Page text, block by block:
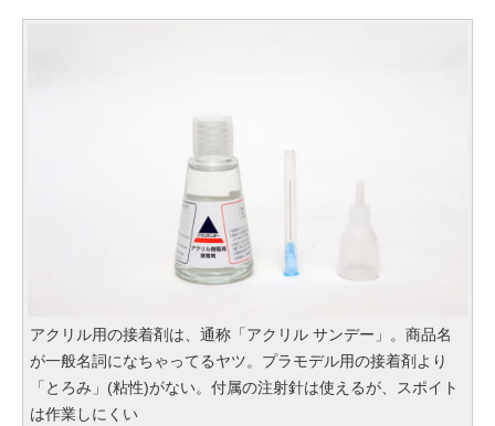
アクリル用の接着剤は、通称「アクリル サンデー」。商品名
が一般名詞になちゃってるヤツ。プラモデル用の接着剤より
「とろみ」(粘性)がない。付属の注射針は使えるが、スポイト
は作業しにくい